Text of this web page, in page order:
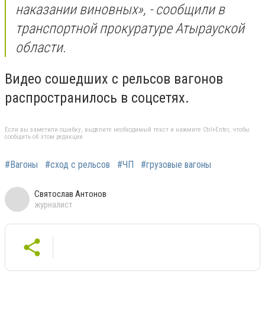
наказании виновных», - сообщили в
транспортной прокуратуре Атырауской
области.
Видео сошедших с рельсов вагонов
распространилось в соцсетях.
Если вы заметили ошибку, выделите необходимый текст и нажмите Ctrl+Enter, чтобы
сообщить об этом редакции
#Вагоны #сход с рельсов #ЧП #грузовые вагоны
Святослав Антонов
журналист